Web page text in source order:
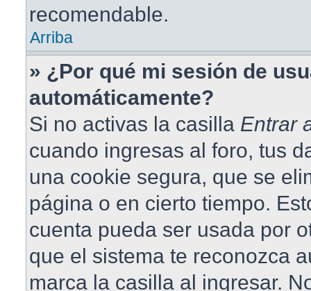
recomendable.
Arriba
» ¿Por qué mi sesión de
automáticamente?
Si no activas la casilla Entrar
cuando ingresas al foro, tus
una cookie segura, que se
página o en cierto tiempo.
cuenta pueda ser usada por
que el sistema te reconozca
marca la casilla al ingresar.